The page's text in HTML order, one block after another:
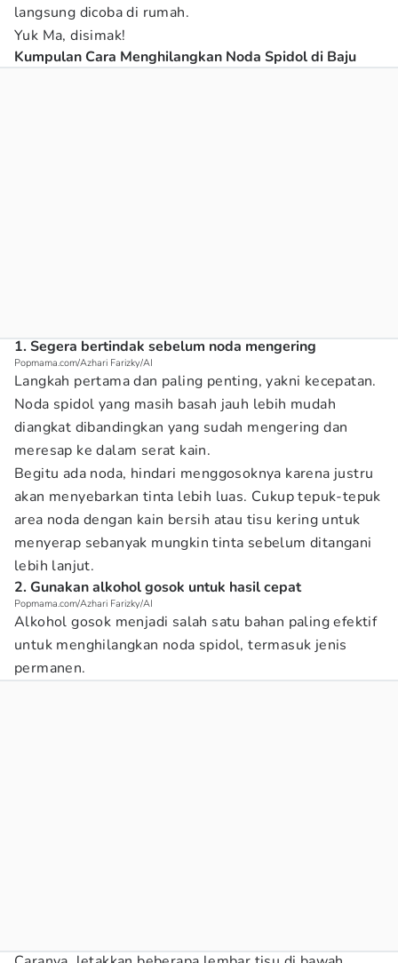
langsung dicoba di rumah.
Yuk Ma, disimak!
Kumpulan Cara Menghilangkan Noda Spidol di Baju
1. Segera bertindak sebelum noda mengering
Popmama.com/Azhari Farizky/AI
Langkah pertama dan paling penting, yakni kecepatan.
Noda spidol yang masih basah jauh lebih mudah
diangkat dibandingkan yang sudah mengering dan
meresap ke dalam serat kain.
Begitu ada noda, hindari menggosoknya karena justru
akan menyebarkan tinta lebih luas. Cukup tepuk-tepuk
area noda dengan kain bersih atau tisu kering untuk
menyerap sebanyak mungkin tinta sebelum ditangani
lebih lanjut.
2. Gunakan alkohol gosok untuk hasil cepat
Popmama.com/Azhari Farizky/AI
Alkohol gosok menjadi salah satu bahan paling efektif
untuk menghilangkan noda spidol, termasuk jenis
permanen.